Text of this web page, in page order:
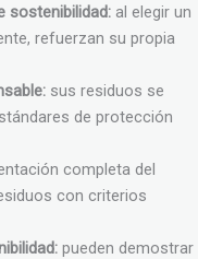
sostenibilidad:al elegir un
refuerzan su propia
sus residuos se
de protección
completa del
con criterios
pueden demostrar